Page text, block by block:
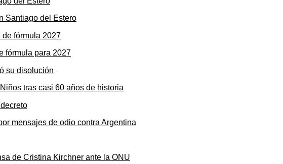
Santiago del Estero
fórmula para 2027
tras casi 60 años de historia
mensajes de odio contra Argentina
de Cristina Kirchner ante la ONU